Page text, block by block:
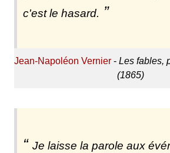
c'est le hasard.
Jean-Napoléon Vernier- Les fables,
(1865)
Je laisse la parole aux